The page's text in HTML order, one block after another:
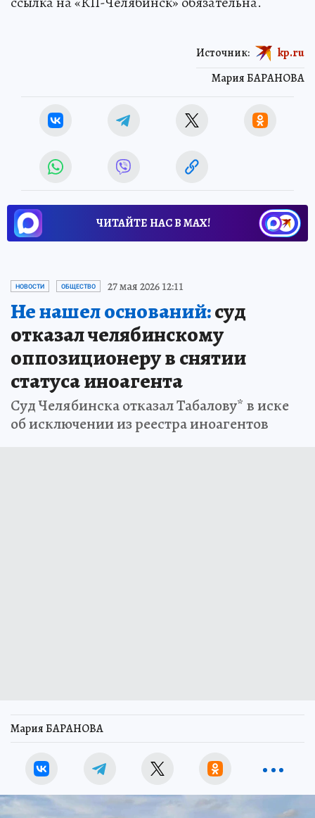
Мария БАРАНОВА
Источник: kp.ru
ЧИТАЙТЕ НАС В МАХ!
НОВОСТИ ОБЩЕСТВО 27 мая 2026 12:11
Не нашел оснований:суд
отказал челябинскому
оппозиционеру в снятии
статуса иноагента
Суд Челябинска отказал Табалову* в иске
об исключении из реестра иноагентов
Мария БАРАНОВА